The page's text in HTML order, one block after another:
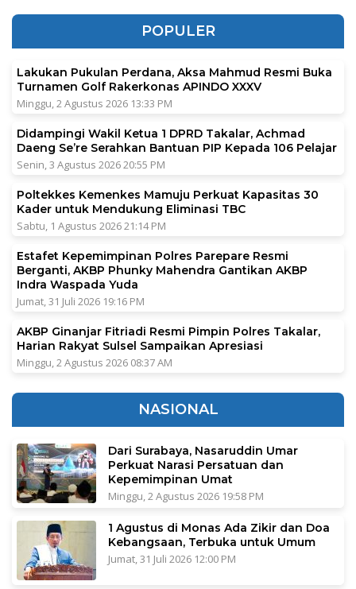
POPULER
Lakukan Pukulan Perdana, Aksa Mahmud Resmi Buka
Turnamen Golf Rakerkonas APINDO XXXV
Minggu, 2 Agustus 2026 13:33 PM
Didampingi Wakil Ketua 1 DPRD Takalar, Achmad
Daeng Se’re Serahkan Bantuan PIP Kepada 106 Pelajar
Senin, 3 Agustus 2026 20:55 PM
Poltekkes Kemenkes Mamuju Perkuat Kapasitas 30
Kader untuk Mendukung Eliminasi TBC
Sabtu, 1 Agustus 2026 21:14 PM
Estafet Kepemimpinan Polres Parepare Resmi
Berganti, AKBP Phunky Mahendra Gantikan AKBP
Indra Waspada Yuda
Jumat, 31 Juli 2026 19:16 PM
AKBP Ginanjar Fitriadi Resmi Pimpin Polres Takalar,
Harian Rakyat Sulsel Sampaikan Apresiasi
Minggu, 2 Agustus 2026 08:37 AM
NASIONAL
Dari Surabaya, Nasaruddin Umar
Perkuat Narasi Persatuan dan
Kepemimpinan Umat
Minggu, 2 Agustus 2026 19:58 PM
1 Agustus di Monas Ada Zikir dan Doa
Kebangsaan, Terbuka untuk Umum
Jumat, 31 Juli 2026 12:00 PM